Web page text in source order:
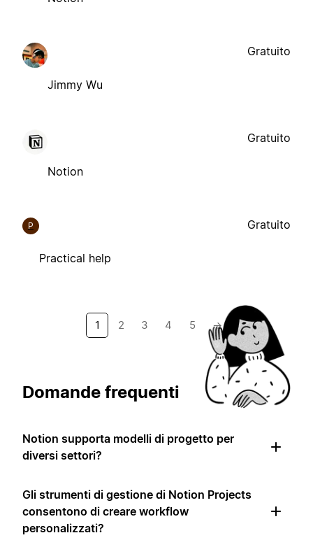
Jimmy Wu
Gratuito
Notion
Gratuito
P
Practical help
Gratuito
1 2 3 4 5 →
Domande frequenti
Notion supporta modelli di progetto per
diversi settori?
Gli strumenti di gestione di Notion Projects
consentono di creare workflow
personalizzati?